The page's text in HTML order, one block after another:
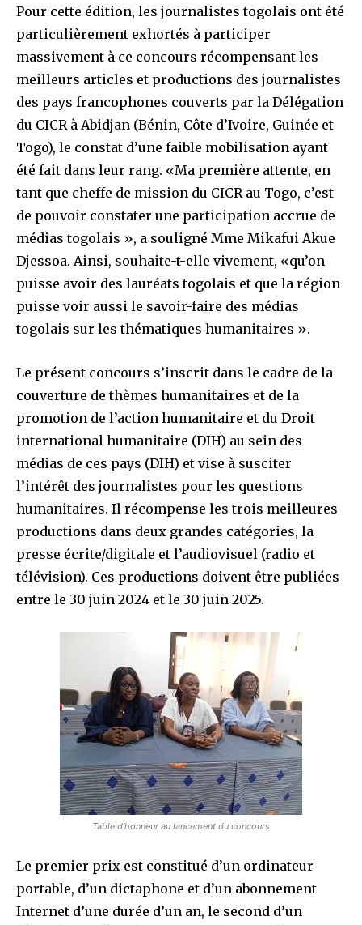
Pour cette édition, les journalistes togolais ont été
particulièrement exhortés à participer
massivement à ce concours récompensant les
meilleurs articles et productions des journalistes
des pays francophones couverts par la Délégation
du CICR à Abidjan (Bénin, Côte d’Ivoire, Guinée et
Togo), le constat d’une faible mobilisation ayant
été fait dans leur rang. «Ma première attente, en
tant que cheffe de mission du CICR au Togo, c’est
de pouvoir constater une participation accrue de
médias togolais », a souligné Mme Mikafui Akue
Djessoa. Ainsi, souhaite-t-elle vivement, «qu’on
puisse avoir des lauréats togolais et que la région
puisse voir aussi le savoir-faire des médias
togolais sur les thématiques humanitaires ».
Le présent concours s’inscrit dans le cadre de la
couverture de thèmes humanitaires et de la
promotion de l’action humanitaire et du Droit
international humanitaire (DIH) au sein des
médias de ces pays (DIH) et vise à susciter
l’intérêt des journalistes pour les questions
humanitaires. Il récompense les trois meilleures
productions dans deux grandes catégories, la
presse écrite/digitale et l’audiovisuel (radio et
télévision). Ces productions doivent être publiées
entre le 30 juin 2024 et le 30 juin 2025.
Table d’honneur au lancement du concours
Le premier prix est constitué d’un ordinateur
portable, d’un dictaphone et d’un abonnement
Internet d’une durée d’un an, le second d’un